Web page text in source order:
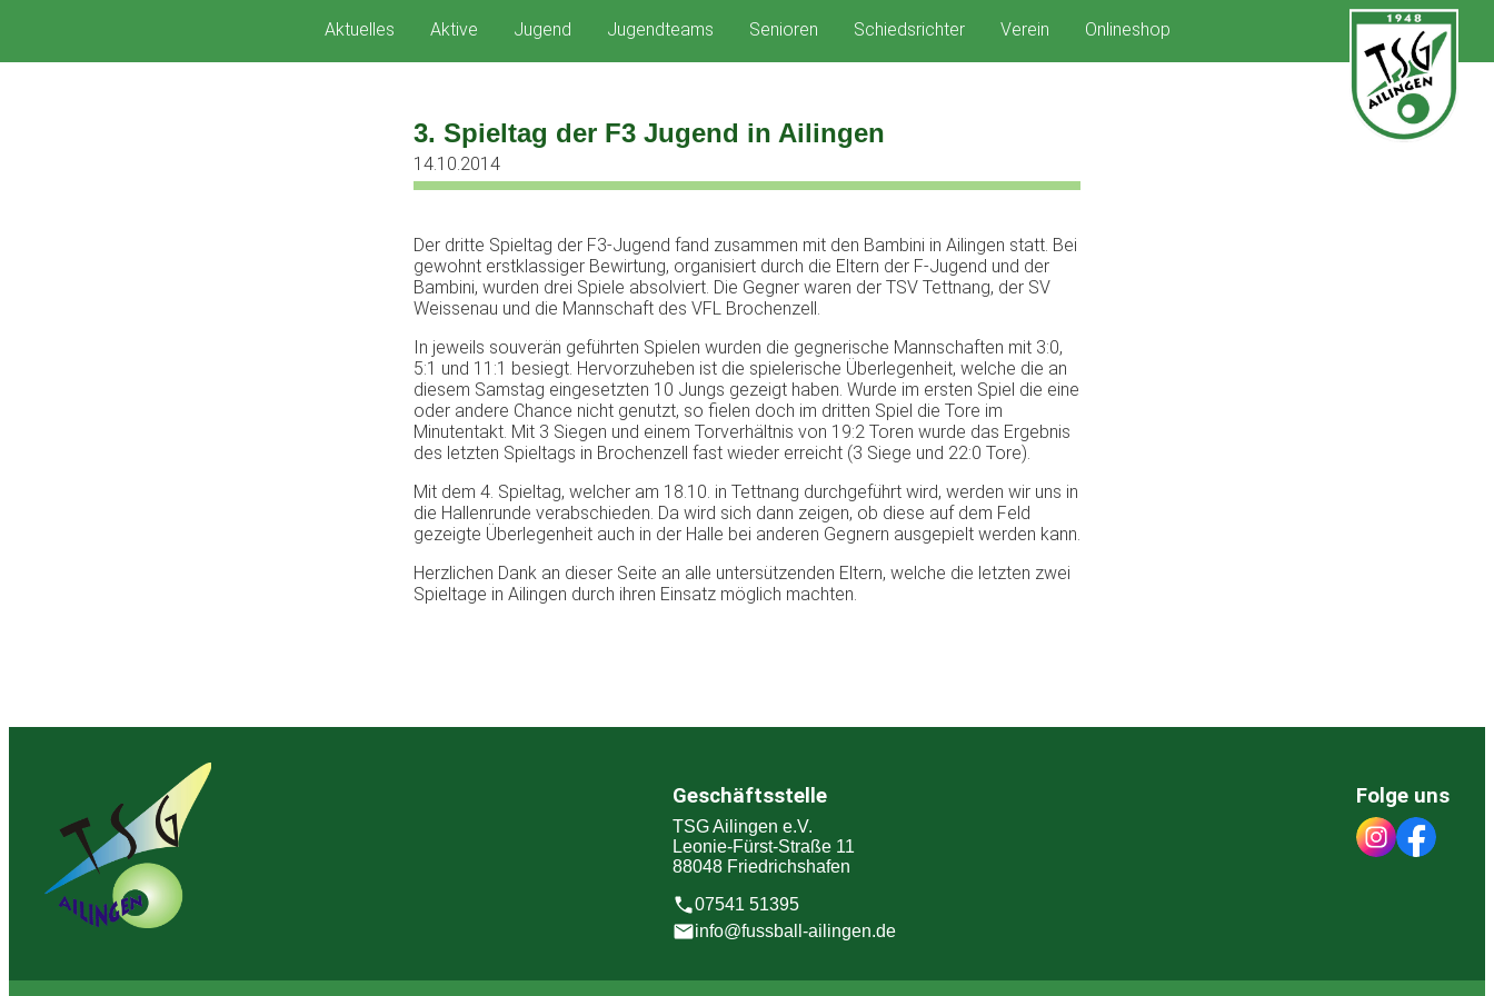
springen
Aktuelles Aktive Jugend Jugendteams Senioren Schiedsrichter Verein Onlineshop
3. Spieltag der F3 Jugend in Ailingen
14.10.2014
Der dritte Spieltag der F3-Jugend fand zusammen mit den Bambini in Ailingen statt. Bei
gewohnt erstklassiger Bewirtung, organisiert durch die Eltern der F-Jugend und der
Bambini, wurden drei Spiele absolviert. Die Gegner waren der TSV Tettnang, der SV
Weissenau und die Mannschaft des VFL Brochenzell.
In jeweils souverän geführten Spielen wurden die gegnerische Mannschaften mit 3:0,
5:1 und 11:1 besiegt. Hervorzuheben ist die spielerische Überlegenheit, welche die an
diesem Samstag eingesetzten 10 Jungs gezeigt haben. Wurde im ersten Spiel die eine
oder andere Chance nicht genutzt, so fielen doch im dritten Spiel die Tore im
Minutentakt. Mit 3 Siegen und einem Torverhältnis von 19:2 Toren wurde das Ergebnis
des letzten Spieltags in Brochenzell fast wieder erreicht (3 Siege und 22:0 Tore).
Mit dem 4. Spieltag, welcher am 18.10. in Tettnang durchgeführt wird, werden wir uns in
die Hallenrunde verabschieden. Da wird sich dann zeigen, ob diese auf dem Feld
gezeigte Überlegenheit auch in der Halle bei anderen Gegnern ausgepielt werden kann.
Herzlichen Dank an dieser Seite an alle untersützenden Eltern, welche die letzten zwei
Spieltage in Ailingen durch ihren Einsatz möglich machten.
Geschäftsstelle
TSG Ailingen e.V.
Leonie-Fürst-Straße 11
88048 Friedrichshafen
07541 51395
info@fussball-ailingen.de
Folge uns